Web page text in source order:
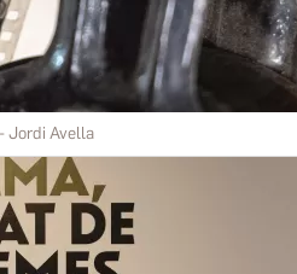
Jordi Avella